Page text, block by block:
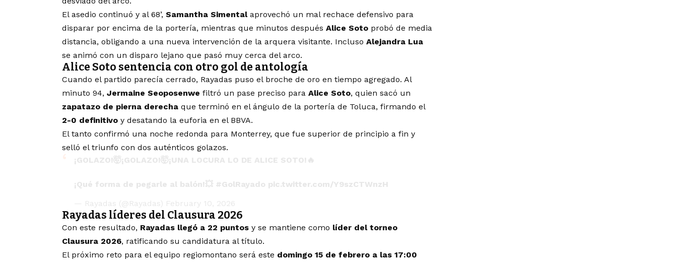
El asedio continuó y al 68’, Samantha Simentalaprovechó un mal rechace defensivo para
disparar por encima de la portería, mientras que minutos después Alice Soto probó de media
distancia, obligando a una nueva intervención de la arquera visitante. Incluso Alejandra Lua
se animó con un disparo lejano que pasó muy cerca del arco.
Alice Soto sentencia con otro gol de antología
Cuando el partido parecía cerrado, Rayadas puso el broche de oro en tiempo agregado. Al
minuto 94, Jermaine Seoposenwe filtró un pase preciso para Alice Soto, quien sacó un
zapatazo de pierna derecha que terminó en el ángulo de la portería de Toluca, firmando el
2-0 definitivo y desatando la euforia en el BBVA.
El tanto confirmó una noche redonda para Monterrey, que fue superior de principio a fin y
selló el triunfo con dos auténticos golazos.
¡GOLAZO!🤯¡GOLAZO!🤯¡UNA LOCURA LO DE ALICE SOTO!🔥
¡Qué forma de pegarle al balón!💥 #GolRayado pic.twitter.com/Y9szCTWnzH
— Rayadas (@Rayadas) February 10, 2026
Rayadas líderes del Clausura 2026
Con este resultado, Rayadas llegó a 22 puntos y se mantiene como líder del torneo
Clausura 2026, ratificando su candidatura al título.
El próximo reto para el equipo regiomontano será este domingo 15 de febrero a las 17:00